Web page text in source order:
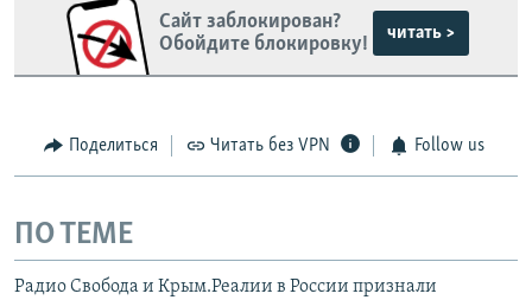
Сайт заблокирован?
Обойдите блокировку!
читать >
Поделиться Читать без VPN Follow us
ПО ТЕМЕ
Радио Свобода и Крым.Реалии в России признали